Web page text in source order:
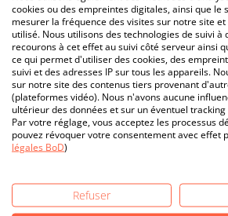
cookies ou des empreintes digitales, ainsi que le
mesurer la fréquence des visites sur notre site
utilisé. Nous utilisons des technologies de suivi
recourons à cet effet au suivi côté serveur ainsi
ce qui permet d'utiliser des cookies, des
suivi et des adresses IP sur tous les appareils.
sur notre site des contenus tiers provenant
(plateformes vidéo). Nous n'avons aucune
ultérieur des données et sur un éventuel
Par votre réglage, vous acceptez les processus
pouvez révoquer votre consentement avec effet
légales BoD)
Refuser